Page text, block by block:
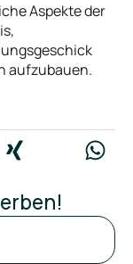
Aspekte der
aufzubauen.